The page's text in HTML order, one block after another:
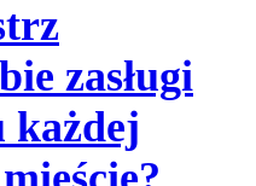
zasługi
każdej